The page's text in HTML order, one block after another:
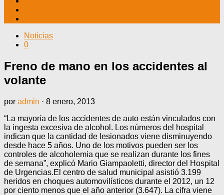
Noticias
0
Freno de mano en los accidentes al
volante
por admin · 8 enero, 2013
“La mayoría de los accidentes de auto están vinculados con
la ingesta excesiva de alcohol. Los números del hospital
indican que la cantidad de lesionados viene disminuyendo
desde hace 5 años. Uno de los motivos pueden ser los
controles de alcoholemia que se realizan durante los fines
de semana”, explicó Mario Giampaoletti, director del Hospital
de Urgencias.El centro de salud municipal asistió 3.199
heridos en choques automovilísticos durante el 2012, un 12
por ciento menos que el año anterior (3.647). La cifra viene